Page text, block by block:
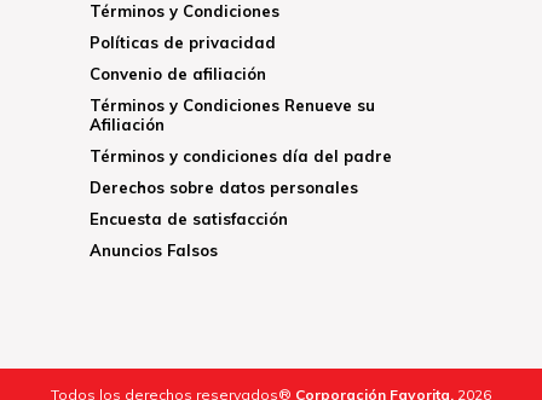
Términos y Condiciones
Políticas de privacidad
Convenio de afiliación
Términos y Condiciones Renueve su
Afiliación
Términos y condiciones día del padre
Derechos sobre datos personales
Encuesta de satisfacción
Anuncios Falsos
Todos los derechos reservados® Corporación Favorita. 2026